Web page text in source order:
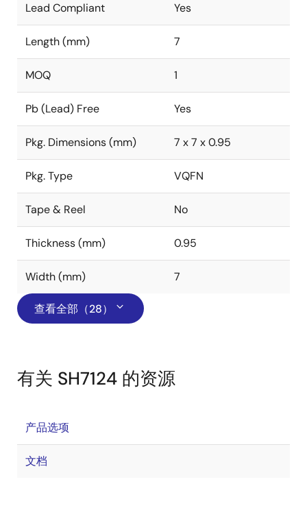
Lead Compliant Yes
Length (mm) 7
MOQ 1
Pb (Lead) Free Yes
Pkg. Dimensions (mm) 7 x 7 x 0.95
Pkg. Type VQFN
Tape & Reel No
Thickness (mm) 0.95
Width (mm) 7
查看全部（28）
有关 SH7124 的资源
产品选项
文档